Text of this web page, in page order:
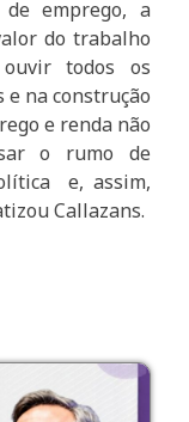
emprego, a
do trabalho
ouvir todos os
na construção
e renda não
o rumo de
e, assim,
Callazans.